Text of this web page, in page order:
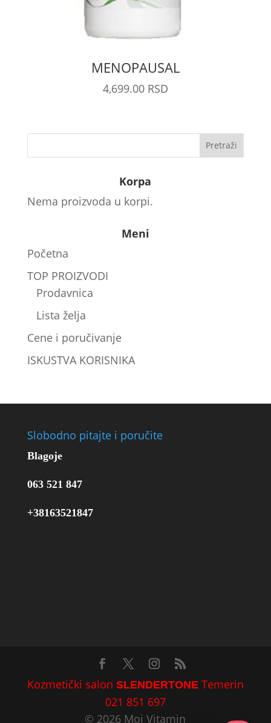
MENOPAUSAL
4,699.00 RSD
Korpa
Nema proizvoda u korpi.
Meni
Početna
TOP PROIZVODI
Prodavnica
Lista želja
Cene i poručivanje
ISKUSTVA KORISNIKA
Slobodno pitajte i poručite
Blagoje
063 521 847
+38163521847
Kozmetički salon SLENDERTONETemerin
021 851 697
© 2026 Moj Vitamin